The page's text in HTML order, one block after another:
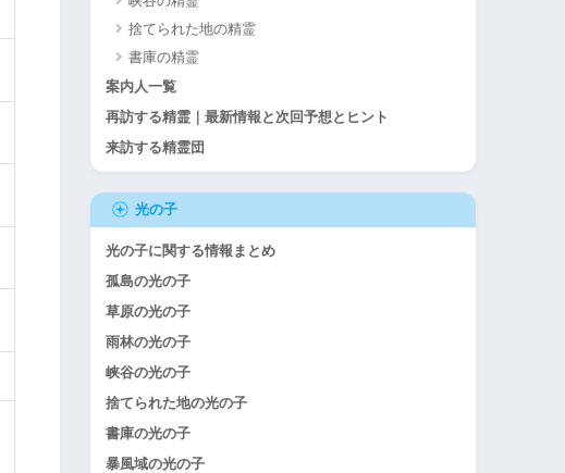
捨てられた地の精霊
書庫の精霊
案内人一覧
再訪する精霊｜最新情報と次回予想とヒント
来訪する精霊団
光の子
光の子に関する情報まとめ
孤島の光の子
草原の光の子
雨林の光の子
峡谷の光の子
捨てられた地の光の子
書庫の光の子
暴風域の光の子